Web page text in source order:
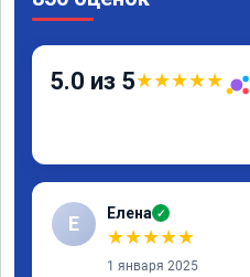
5.0 из 5★★★★★
Е Елена ✓
★★★★★
1 января 2025